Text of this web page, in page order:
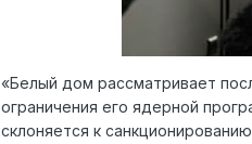
«Белый дом рассматривает
ограничения его ядерной
склоняется к